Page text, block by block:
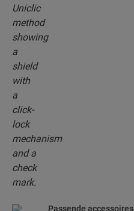
Passende accessoires